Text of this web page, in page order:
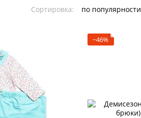
Сортировка: по популярности
−46%